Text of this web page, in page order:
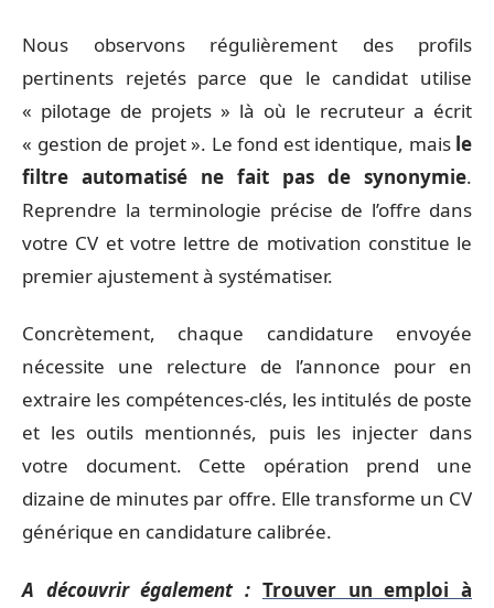
Nous observons régulièrement des profils
pertinents rejetés parce que le candidat utilise
« pilotage de projets » là où le recruteur a écrit
« gestion de projet ». Le fond est identique, mais le
filtre automatisé ne fait pas de synonymie.
Reprendre la terminologie précise de l’offre dans
votre CV et votre lettre de motivation constitue le
premier ajustement à systématiser.
Concrètement, chaque candidature envoyée
nécessite une relecture de l’annonce pour en
extraire les compétences-clés, les intitulés de poste
et les outils mentionnés, puis les injecter dans
votre document. Cette opération prend une
dizaine de minutes par offre. Elle transforme un CV
générique en candidature calibrée.
A découvrir également : Trouver un emploi à